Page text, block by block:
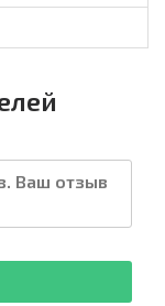
Ваш отзыв